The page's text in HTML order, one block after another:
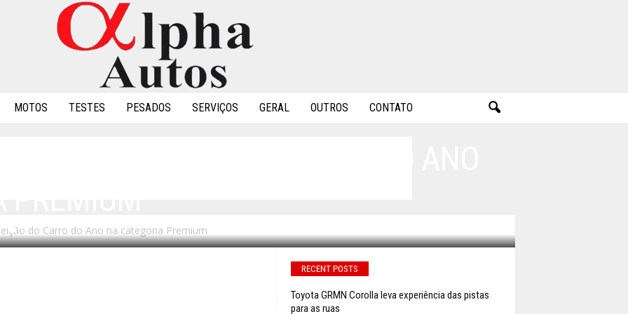
MOTOS TESTES PESADOS SERVIÇOS GERAL OUTROS CONTATO
do Carro do Ano na categoria Premium
0
RECENT POSTS
Toyota GRMN Corolla leva experiência das pistas
para as ruas